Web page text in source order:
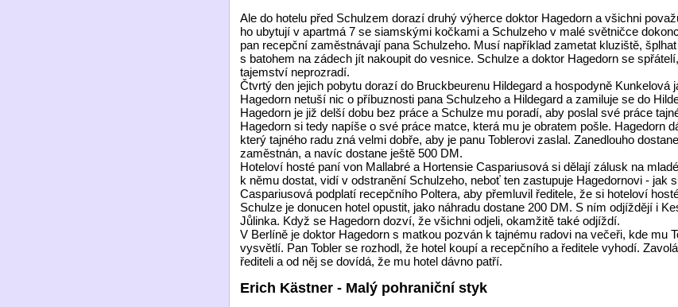
Ale do hotelu před Schulzem dorazí druhý výherce doktor Hagedorn a všichni
ho ubytují v apartmá 7 se siamskými kočkami a Schulzeho v malé světničce
pan recepční zaměstnávají pana Schulzeho. Musí například zametat kluziště,
s batohem na zádech jít nakoupit do vesnice. Schulze a doktor Hagedorn se
tajemství neprozradí.
Čtvrtý den jejich pobytu dorazí do Bruckbeurenu Hildegard a hospodyně Kunkelová
Hagedorn netuší nic o příbuznosti pana Schulzeho a Hildegard a zamiluje se do
Hagedorn je již delší dobu bez práce a Schulze mu poradí, aby poslal své práce
Hagedorn si tedy napíše o své práce matce, která mu je obratem pošle. Hagedorn
který tajného radu zná velmi dobře, aby je panu Toblerovi zaslal. Zanedlouho
zaměstnán, a navíc dostane ještě 500 DM.
Hoteloví hosté paní von Mallabré a Hortensie Caspariusová si dělají zálusk na
k němu dostat, vidí v odstranění Schulzeho, neboť ten zastupuje Hagedornovi - jak
Caspariusová podplatí recepčního Poltera, aby přemluvil ředitele, že si hoteloví
Schulze je donucen hotel opustit, jako náhradu dostane 200 DM. S ním odjíždějí i
Jůlinka. Když se Hagedorn dozví, že všichni odjeli, okamžitě také odjíždí.
V Berlíně je doktor Hagedorn s matkou pozván k tajnému radovi na večeři, kde mu
vysvětlí. Pan Tobler se rozhodl, že hotel koupí a recepčního a ředitele vyhodí.
řediteli a od něj se dovídá, že mu hotel dávno patří.
Erich Kästner - Malý pohraniční styk